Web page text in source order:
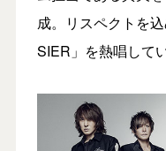
成。リスペクトを
SIER」を熱唱してい